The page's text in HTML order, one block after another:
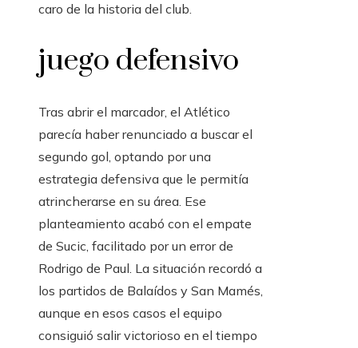
caro de la historia del club.
juego defensivo
Tras abrir el marcador, el Atlético
parecía haber renunciado a buscar el
segundo gol, optando por una
estrategia defensiva que le permitía
atrincherarse en su área. Ese
planteamiento acabó con el empate
de Sucic, facilitado por un error de
Rodrigo de Paul. La situación recordó a
los partidos de Balaídos y San Mamés,
aunque en esos casos el equipo
consiguió salir victorioso en el tiempo